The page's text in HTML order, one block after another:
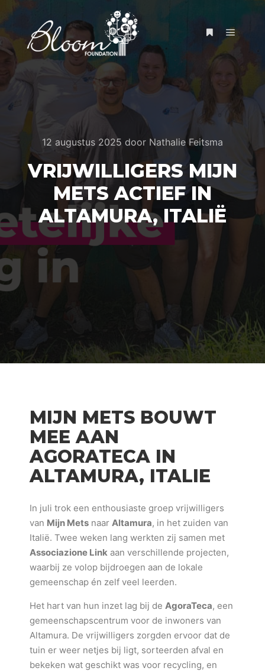
12 augustus 2025 door Nathalie Feitsma
VRIJWILLIGERS MIJN
METS ACTIEF IN
ALTAMURA, ITALIË
MIJN METS BOUWT
MEE AAN
AGORATECA IN
ALTAMURA, ITALIE
In juli trok een enthousiaste groep vrijwilligers
van Mijn Mets naar Altamura, in het zuiden van
Italië. Twee weken lang werkten zij samen met
Associazione Link aan verschillende projecten,
waarbij ze volop bijdroegen aan de lokale
gemeenschap én zelf veel leerden.
Het hart van hun inzet lag bij de AgoraTeca, een
gemeenschapscentrum voor de inwoners van
Altamura. De vrijwilligers zorgden ervoor dat de
tuin er weer netjes bij ligt, sorteerden afval en
bekeken wat geschikt was voor recycling, en